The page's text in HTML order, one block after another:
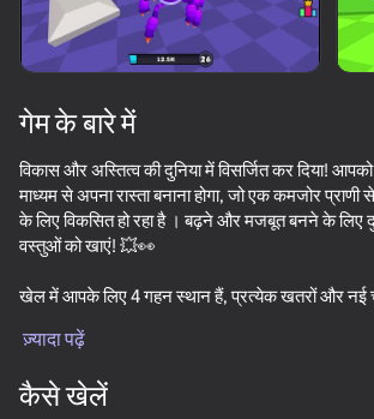
गेम के बारे में
विकास और अस्तित्व की दुनिया में विसर्जित कर दिया! आपको
माध्यम से अपना रास्ता बनाना होगा, जो एक कमजोर
के लिए विकसित हो रहा है । बढ़ने और मजबूत बनने के लिए दुश्मनों और आसपास की
वस्तुओं को खाएं! 💥👀
खेल में आपके लिए 4 गहन स्थान हैं, प्रत्येक खतरों और नई
और केवल सबसे क्रूर राक्षस ही जीवित रह पाएगा । 🏞️⚡
आपका लक्ष्य खाद्य श्रृंखला के शीर्ष तक पहुंचना, अंतिम
ज़्यादा पढ़ें
कैसे खेलें